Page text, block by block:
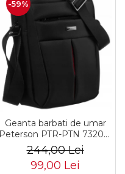
-59%
Geanta barbati de umar
Peterson PTR-PTN 73202-
7738 BL
244,00 Lei
99,00 Lei